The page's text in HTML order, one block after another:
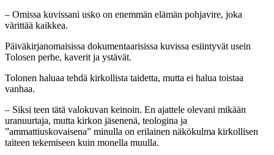
– Omissa kuvissani usko on enemmän elämän pohjavire, joka
värittää kaikkea.
Päiväkirjanomaisissa dokumentaarisissa kuvissa esiintyvät usein
Tolosen perhe, kaverit ja ystävät.
Tolonen haluaa tehdä kirkollista taidetta, mutta ei halua toistaa
vanhaa.
– Siksi teen tätä valokuvan keinoin. En ajattele olevani mikään
uranuurtaja, mutta kirkon jäsenenä, teologina ja
”ammattiuskovaisena” minulla on erilainen näkökulma kirkollisen
taiteen tekemiseen kuin monella muulla.